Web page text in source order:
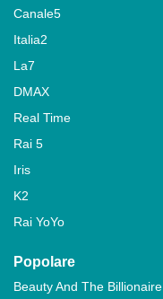
Canale5
Italia2
La7
DMAX
Real Time
Rai 5
Iris
K2
Rai YoYo
Popolare
Beauty And The Billionaire